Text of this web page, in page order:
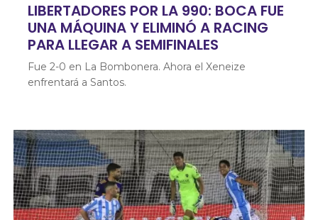
LIBERTADORES POR LA 990: BOCA FUE
UNA MÁQUINA Y ELIMINÓ A RACING
PARA LLEGAR A SEMIFINALES
Fue 2-0 en La Bombonera. Ahora el Xeneize
enfrentará a Santos.